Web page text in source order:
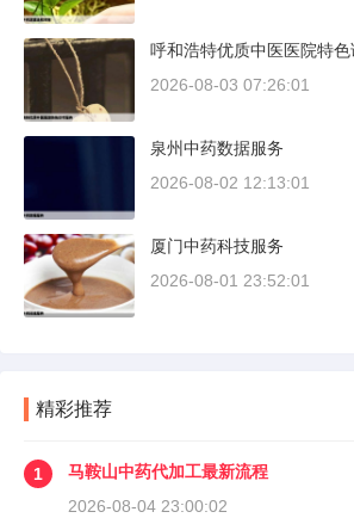
呼和浩特优质中医医院特色
2026-08-03 07:26:01
泉州中药数据服务
2026-08-02 12:13:01
厦门中药科技服务
2026-08-01 23:52:01
精彩推荐
1
马鞍山中药代加工最新流程
2026-08-04 23:00:02